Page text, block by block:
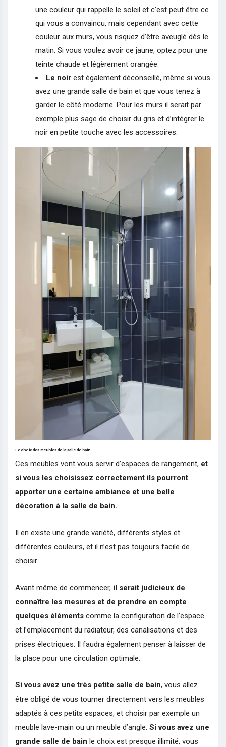
une couleur qui rappelle le soleil et c’est peut être ce
qui vous a convaincu, mais cependant avec cette
couleur aux murs, vous risquez d’être aveuglé dès le
matin. Si vous voulez avoir ce jaune, optez pour une
teinte chaude et légèrement orangée.
Le noir est également déconseillé, même si vous
avez une grande salle de bain et que vous tenez à
garder le côté moderne. Pour les murs il serait par
exemple plus sage de choisir du gris et d’intégrer le
noir en petite touche avec les accessoires.
Le choix des meubles de la salle de bain
Ces meubles vont vous servir d’espaces de rangement, et
si vous les choisissez correctement ils pourront
apporter une certaine ambiance et une belle
décoration à la salle de bain.
Il en existe une grande variété, différents styles et
différentes couleurs, et il n’est pas toujours facile de
choisir.
Avant même de commencer, il serait judicieux de
connaître les mesures et de prendre en compte
quelques éléments comme la configuration de l’espace
et l’emplacement du radiateur, des canalisations et des
prises électriques. Il faudra également penser à laisser de
la place pour une circulation optimale.
Si vous avez une très petite salle de bain, vous allez
être obligé de vous tourner directement vers les meubles
adaptés à ces petits espaces, et choisir par exemple un
meuble lave-main ou un meuble d’angle. Si vous avez une
grande salle de bain le choix est presque illimité, vous